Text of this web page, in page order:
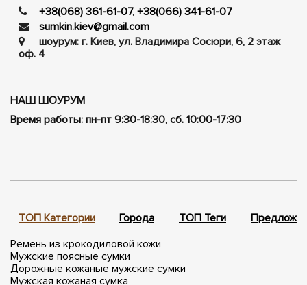
+38(068) 361-61-07, +38(066) 341-61-07
sumkin.kiev@gmail.com
шоурум: г. Киев, ул. Владимира Сосюри, ​​6, 2 этаж
оф. 4
НАШ ШОУРУМ
Время работы: пн-пт 9:30-18:30, сб. 10:00-17:30
ТОП Категории Города ТОП Теги
Ремень из крокодиловой кожи
Мужские поясные сумки
Дорожные кожаные мужские сумки
Мужская кожаная сумка